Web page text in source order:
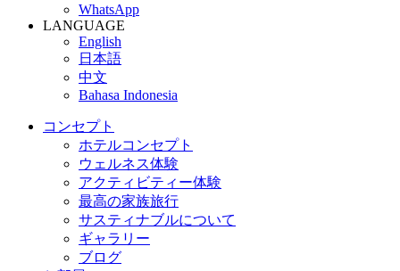
WhatsApp
LANGUAGE
English
日本語
中文
Bahasa Indonesia
コンセプト
ホテルコンセプト
ウェルネス体験
アクティビティー体験
最高の家族旅行
サスティナブルについて
ギャラリー
ブログ